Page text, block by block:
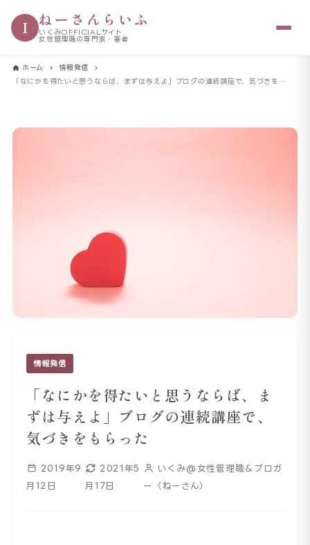
I ねーさんらいふ
いくみOFFICIALサイト
女性管理職の専門家・著者
ホーム
情報発信
「なにかを得たいと思うならば、まずは与えよ」ブログの連続講座で、気づきをもらった
情報発信
「なにかを得たいと思うならば、ま
ずは与えよ」ブログの連続講座で、
気づきをもらった
2019年9
月12日
2021年5
月17日
いくみ@女性管理職＆ブロガ
ー（ねーさん）